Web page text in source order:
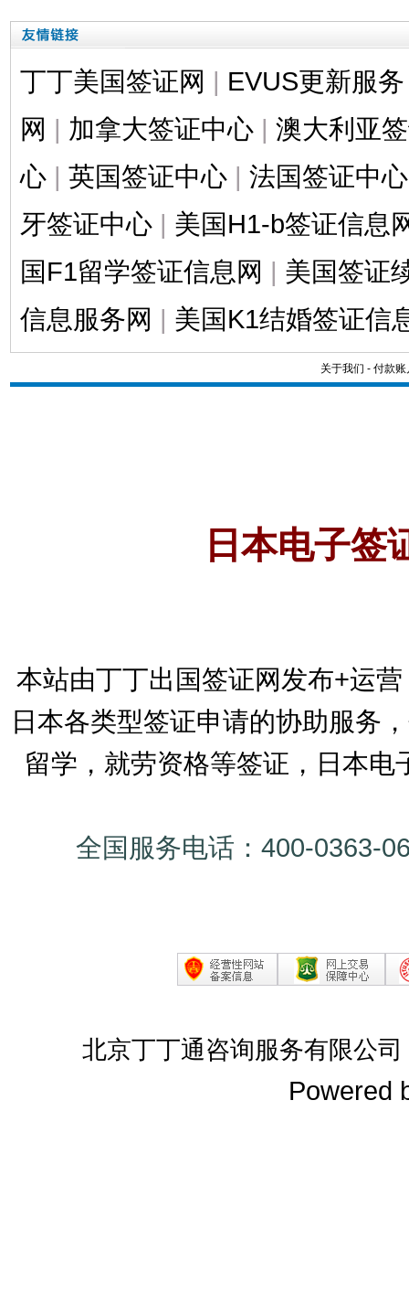
丁丁美国签证网 | EVUS更新服务
网 | 加拿大签证中心 | 澳大利亚
心 | 英国签证中心 | 法国签证中心
牙签证中心 | 美国H1-b签证信息
国F1留学签证信息网 | 美国签证
信息服务网 | 美国K1结婚签证信
关于我们 - 付款账
日本电子签
本站由丁丁出国签证网发布+运
日本各类型签证申请的协助服务
留学，就劳资格等签证，日本
全国服务电话：400-0363-
北京丁丁通咨询服务有限公
Powered